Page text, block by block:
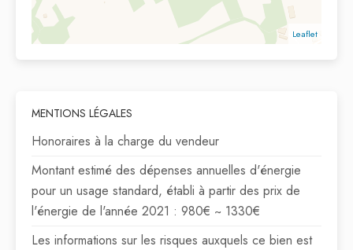
Leaflet
MENTIONS LÉGALES
Honoraires à la charge du vendeur
Montant estimé des dépenses annuelles d'énergie
pour un usage standard, établi à partir des prix de
l'énergie de l'année 2021 : 980€ ~ 1330€
Les informations sur les risques auxquels ce bien est